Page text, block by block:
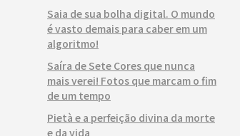
Saia de sua bolha digital. O mundo
é vasto demais para caber em um
algoritmo!
Saíra de Sete Cores que nunca
mais verei! Fotos que marcam o fim
de um tempo
Pietà e a perfeição divina da morte
e da vida